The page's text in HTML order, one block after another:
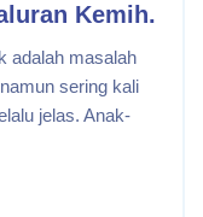
Kemih.
adalah masalah
sering kali
jelas. Anak-